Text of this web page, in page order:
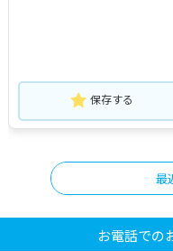
保存する
最
お電話での